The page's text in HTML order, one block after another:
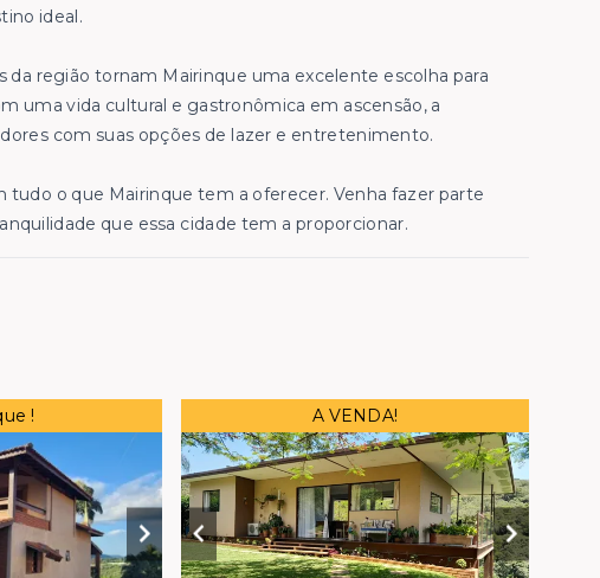
ideal.
da região tornam Mairinque uma excelente escolha para
uma vida cultural e gastronômica em ascensão, a
com suas opções de lazer e entretenimento.
o que Mairinque tem a oferecer. Venha fazer parte
que essa cidade tem a proporcionar.
! A VENDA!